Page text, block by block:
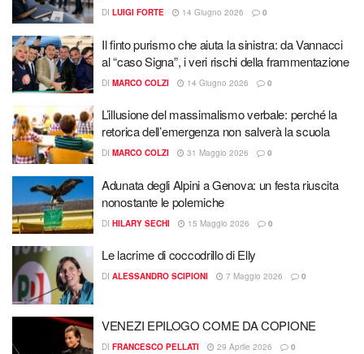
DI LUIGI FORTE 14 Giugno 2026 0
Il finto purismo che aiuta la sinistra: da Vannacci
al “caso Signa”, i veri rischi della frammentazione
DI MARCO COLZI 14 Giugno 2026 0
L’illusione del massimalismo verbale: perché la
retorica dell’emergenza non salverà la scuola
DI MARCO COLZI 31 Maggio 2026 0
Adunata degli Alpini a Genova: un festa riuscita
nonostante le polemiche
DI HILARY SECHI 15 Maggio 2026 0
Le lacrime di coccodrillo di Elly
DI ALESSANDRO SCIPIONI 7 Maggio 2026 0
VENEZI EPILOGO COME DA COPIONE
DI FRANCESCO PELLATI 29 Aprile 2026 0